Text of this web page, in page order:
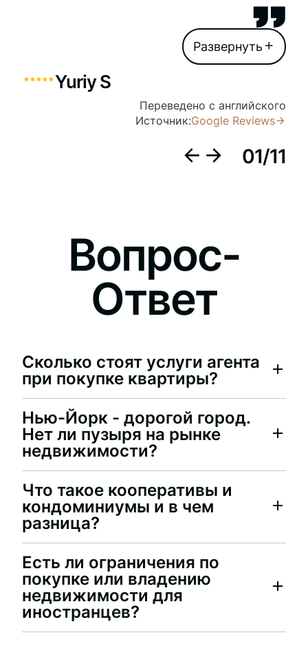
ориентация на клиента
встречается далеко не во всех
агентствах.
Yuriy S
Переведено с английского
Источник:Google Reviews
01/11
Вопрос-
Ответ
Сколько стоят услуги агента
при покупке квартиры?
Нью-Йорк - дорогой город.
Нет ли пузыря на рынке
недвижимости?
Что такое кооперативы и
кондоминиумы и в чем
разница?
Есть ли ограничения по
покупке или владению
недвижимости для
иностранцев?